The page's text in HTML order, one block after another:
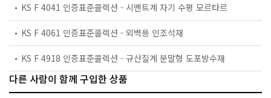
KS F 4041 인증표준콜렉션 - 시멘트계 자기 수평 모르타르
KS F 4061 인증표준콜렉션 - 외벽용 인조석재
KS F 4918 인증표준콜렉션 - 규산질계 분말형 도포방수재
다른 사람이 함께 구입한 상품